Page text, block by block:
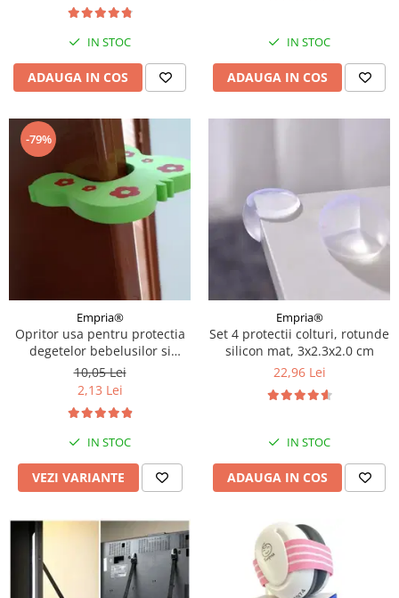
IN STOC
ADAUGA IN COS
IN STOC
ADAUGA IN COS
-79%
Empria®
Opritor usa pentru protectia
degetelor bebelusilor si
copiilor, previne inchiderea
usilor, Empria, Diverse
modele
10,05 Lei
2,13 Lei
IN STOC
VEZI VARIANTE
Empria®
Set 4 protectii colturi, rotunde
silicon mat, 3x2.3x2.0 cm
22,96 Lei
IN STOC
ADAUGA IN COS